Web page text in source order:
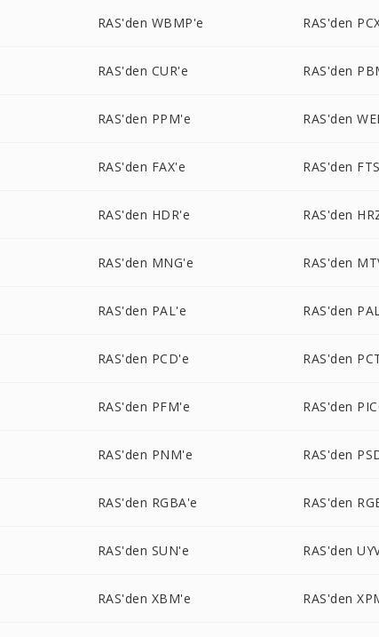
RAS'den WBMP'e RAS'den
RAS'den CUR'e RAS'den
RAS'den PPM'e RAS'den
RAS'den FAX'e RAS'den
RAS'den HDR'e RAS'den
RAS'den MNG'e RAS'den
RAS'den PAL'e RAS'den
RAS'den PCD'e RAS'den
RAS'den PFM'e RAS'den
RAS'den PNM'e RAS'den
RAS'den RGBA'e RAS'den
RAS'den SUN'e RAS'den
RAS'den XBM'e RAS'den